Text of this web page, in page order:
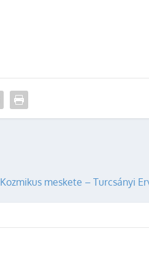
Kozmikus meskete – Turcsányi